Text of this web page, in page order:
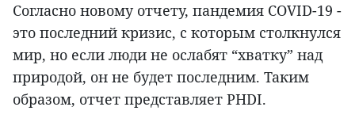
Согласно новому отчету, пандемия COVID-19 -
это последний кризис, с которым столкнулся
мир, но если люди не ослабят “хватку” над
природой, он не будет последним. Таким
образом, отчет представляет PHDI.